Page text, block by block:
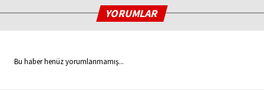
YORUMLAR
Bu haber henüz yorumlanmamış...